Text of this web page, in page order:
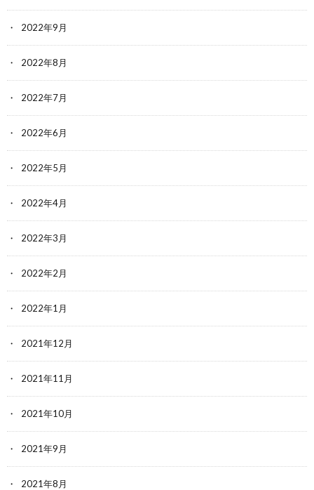
2022年9月
2022年8月
2022年7月
2022年6月
2022年5月
2022年4月
2022年3月
2022年2月
2022年1月
2021年12月
2021年11月
2021年10月
2021年9月
2021年8月